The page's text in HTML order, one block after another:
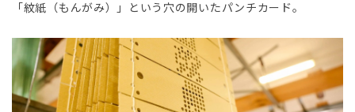
「紋紙（もんがみ）」という穴の開いたパンチカード。